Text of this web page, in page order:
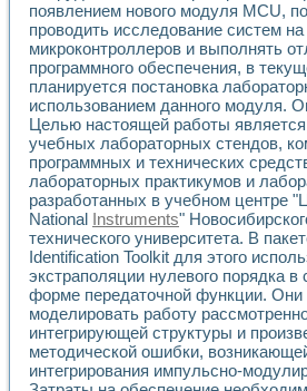
появлением нового модуля MCU,
проводить исследование систем
микроконтроллеров и выполнять
программного обеспечения, в
планируется постановка
использованием данного модуля.
Целью настоящей работы является
учебных лабораторных стендов,
программных и технических
лабораторных практикумов и
разработанных в учебном центре
National Instruments"
технического университета. В
Identification Toolkit для этого
экстраполяции нулевого порядка
форме передаточной функции. Они
моделировать работу
интегрирующей структуры и
методической ошибки,
интегрирования импульсно-